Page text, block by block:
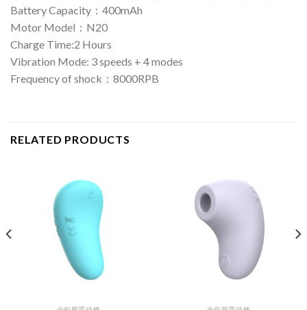
Battery Capacity：400mAh
Motor Model：N20
Charge Time:2 Hours
Vibration Mode: 3 speeds + 4 modes
Frequency of shock：8000RPB
RELATED PRODUCTS